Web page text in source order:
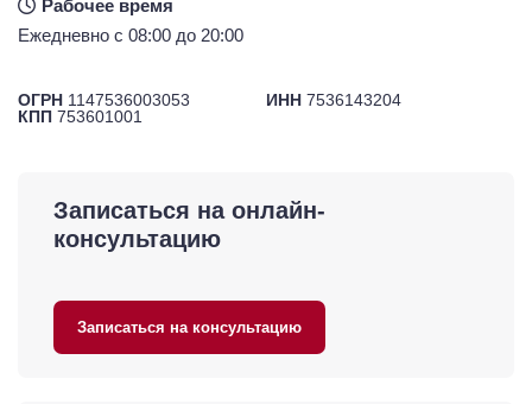
Рабочее время
Ежедневно с 08:00 до 20:00
ОГРН 1147536003053 ИНН 7536143204
КПП 753601001
Записаться на онлайн-
консультацию
Записаться на консультацию